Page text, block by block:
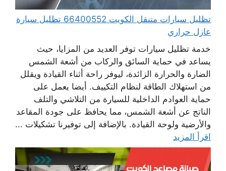
تظليل سيارات متنقل الكويت 66400552 تظليل سيارة
عازل حراري
خدمة تظليل سيارات توفر العديد من المزايا، حيث
يساعد في حماية السائق والركاب من أشعة الشمس
الضارة والحرارة الزائدة، ليوفر راحة أثناء القيادة ويقلل
من استهلاك الطاقة لنظام التكييف. أيضا يعمل على
حماية العوادم الداخلية للسيارة من التلاشي والتلف
الناتج عن أشعة الشمس، مما يحافظ على جودة المقاعد
والأرضية ولوحة القيادة. بالإضافة إلى توفيرنا تشكيلات ...
اقرأ المزيد